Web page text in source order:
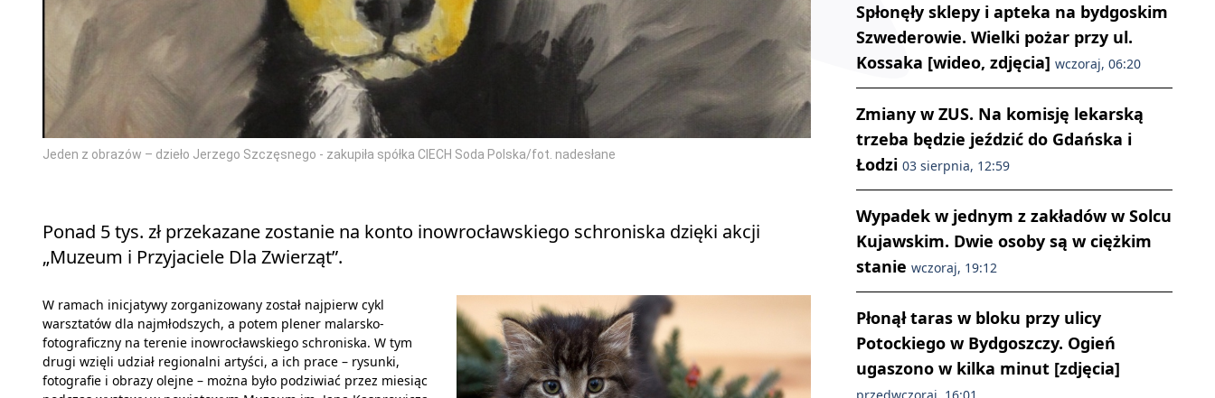
Jeden z obrazów – dzieło Jerzego Szczęsnego - zakupiła spółka CIECH Soda Polska/fot. nadesłane
Ponad 5 tys. zł przekazane zostanie na konto inowrocławskiego schroniska dzięki akcji
„Muzeum i Przyjaciele Dla Zwierząt”.
W ramach inicjatywy zorganizowany został najpierw cykl
warsztatów dla najmłodszych, a potem plener malarsko-
fotograficzny na terenie inowrocławskiego schroniska. W tym
drugi wzięli udział regionalni artyści, a ich prace – rysunki,
fotografie i obrazy olejne – można było podziwiać przez miesiąc
Spłonęły sklepy i apteka na bydgoskim
Szwederowie. Wielki pożar przy ul.
Kossaka [wideo, zdjęcia] wczoraj, 06:20
Zmiany w ZUS. Na komisję lekarską
trzeba będzie jeździć do Gdańska i
Łodzi 03 sierpnia, 12:59
Wypadek w jednym z zakładów w Solcu
Kujawskim. Dwie osoby są w ciężkim
stanie wczoraj, 19:12
Płonął taras w bloku przy ulicy
Potockiego w Bydgoszczy. Ogień
ugaszono w kilka minut [zdjęcia]